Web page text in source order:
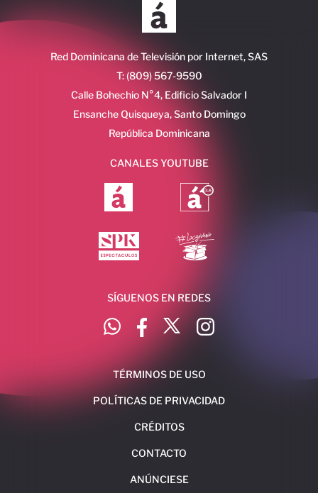
Red Dominicana de Televisión por Internet, SAS
T: (809) 567-9590
Calle Bohechio N°4, Edificio Salvador I
Ensanche Quisqueya, Santo Domingo
República Dominicana
CANALES YOUTUBE
SÍGUENOS EN REDES
TÉRMINOS DE USO
POLÍTICAS DE PRIVACIDAD
CRÉDITOS
CONTACTO
ANÚNCIESE